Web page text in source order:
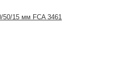
50/15 мм FCA 3461